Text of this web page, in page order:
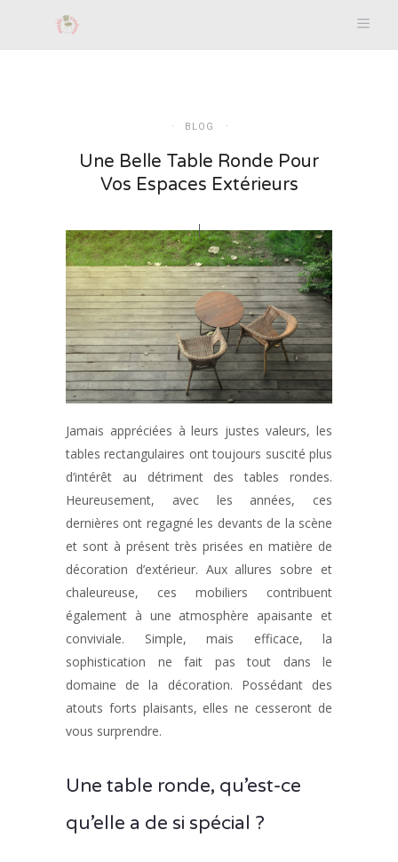
BLOG
Une Belle Table Ronde Pour
Vos Espaces Extérieurs
Jamais appréciées à leurs justes valeurs, les
tables rectangulaires ont toujours suscité plus
d’intérêt au détriment des tables rondes.
Heureusement, avec les années, ces
dernières ont regagné les devants de la scène
et sont à présent très prisées en matière de
décoration d’extérieur. Aux allures sobre et
chaleureuse, ces mobiliers contribuent
également à une atmosphère apaisante et
conviviale. Simple, mais efficace, la
sophistication ne fait pas tout dans le
domaine de la décoration. Possédant des
atouts forts plaisants, elles ne cesseront de
vous surprendre.
Une table ronde, qu’est-ce
qu’elle a de si spécial ?